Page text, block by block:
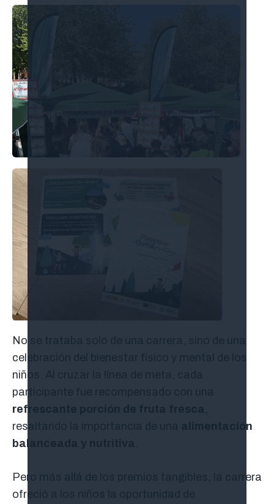
No se trataba solo de una carrera, sino de una
celebración del bienestar físico y mental de los
niños. Al cruzar la línea de meta, cada
participante fue recompensado con una
refrescante porción de fruta fresca
resaltando la importancia de una
alimentación
balanceada y nutritiva
Pero más allá de los premios tangibles, la carrera
ofreció a los niños la oportunidad de